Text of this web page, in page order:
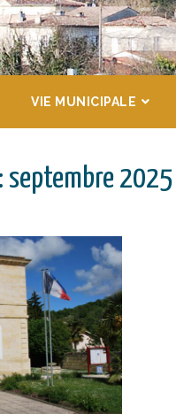
VIE MUNICIPALE
septembre 2025